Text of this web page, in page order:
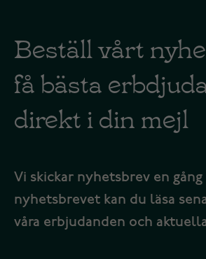
Beställ vårt
få bästa
direkt i din mejl
Vi skickar nyhetsbrev en gång
nyhetsbrevet kan du läsa
våra erbjudanden och